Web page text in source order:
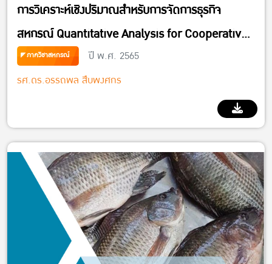
การวิเคราะห์เชิงปริมาณสำหรับการจัดการธุรกิจ
สหกรณ์ Quantitative Analysis for Cooperatives
Management
ภาควิชาสหกรณ์
ปี พ.ศ. 2565
รศ.ดร.อรรถพล สืบพงศกร